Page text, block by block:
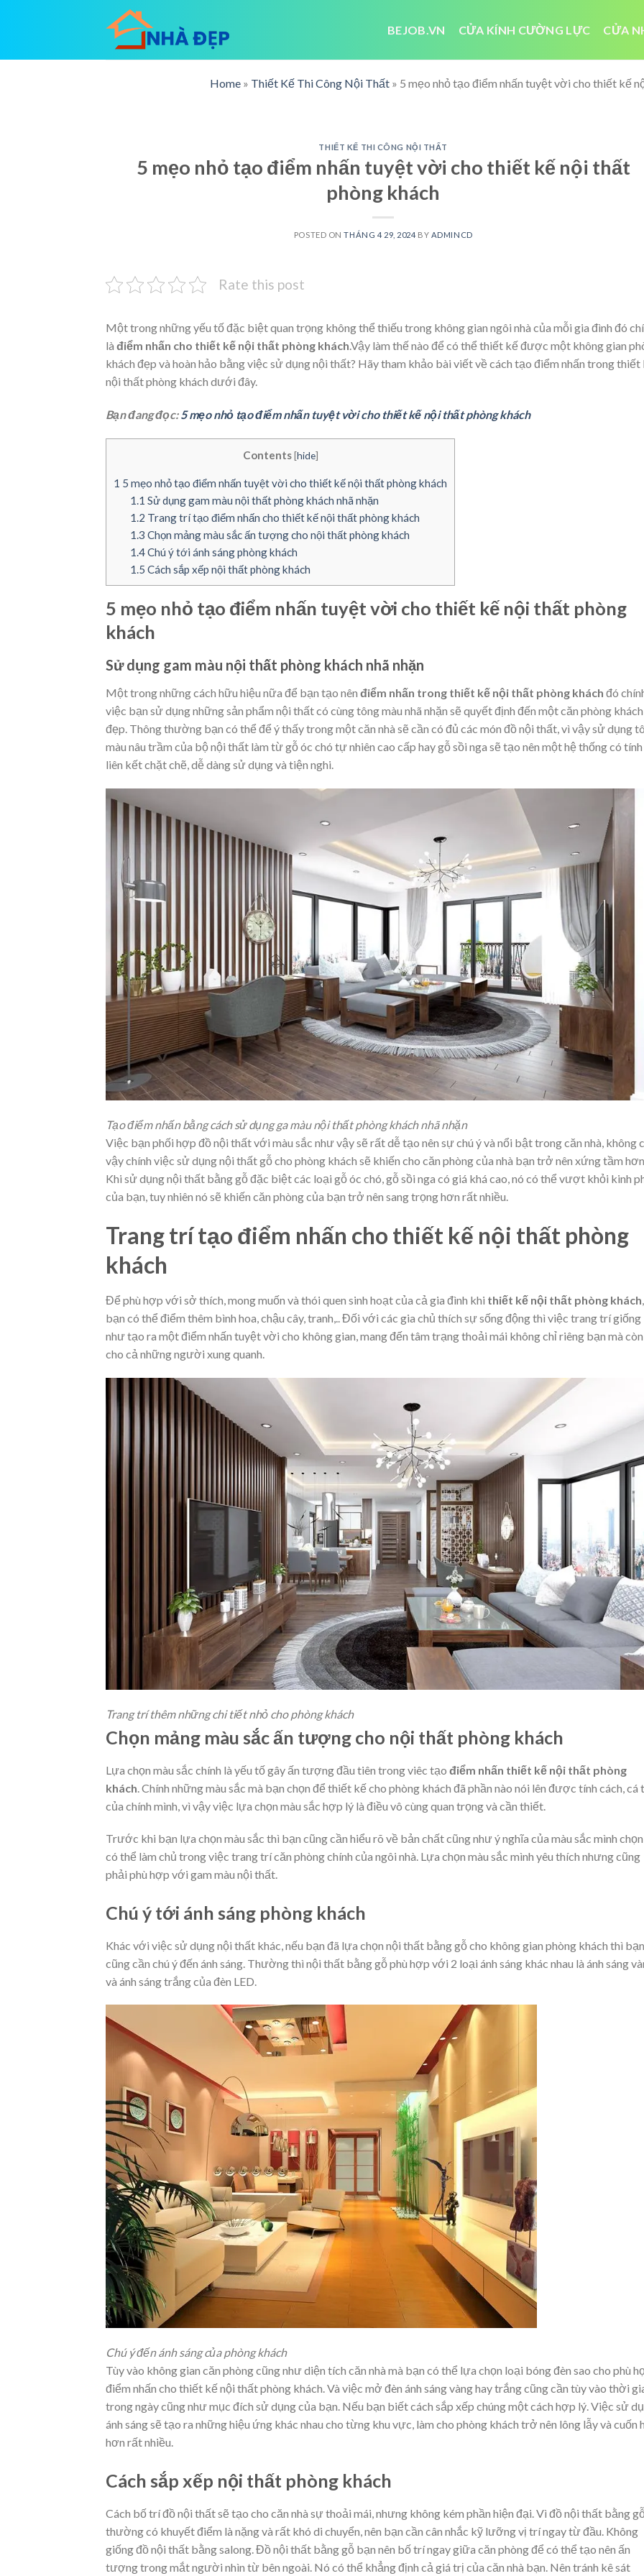
BEJOB.VN CỬA KÍNH CƯỜNG LỰC CỬA
Home » Thiết Kế Thi Công Nội Thất » 5 mẹo nhỏ tạo điểm nhấn tuyệt vời cho thiết kế
THIẾT KẾ THI CÔNG NỘI THẤT
5 mẹo nhỏ tạo điểm nhấn tuyệt vời cho thiết kế nội thất
phòng khách
POSTED ONTHÁNG 4 29, 2024 BY ADMINCD
Rate this post
Một trong những yếu tố đặc biệt quan trọng không thể thiếu trong không gian ngôi nhà của mỗi gia đình đó
là điểm nhấn cho thiết kế nội thất phòng khách.Vậy làm thế nào để có thể thiết kế được một không gian
khách đẹp và hoàn hảo bằng việc sử dụng nội thất? Hãy tham khảo bài viết về cách tạo điểm nhấn trongthiết
nội thất phòng khách dưới đây.
Bạn đang đọc:5 mẹo nhỏ tạo điểm nhấn tuyệt vời cho thiết kế nội thất phòng khách
Contents [hide]
1 5 mẹo nhỏ tạo điểm nhấn tuyệt vời cho thiết kế nội thất phòng khách
1.1 Sử dụng gam màu nội thất phòng khách nhã nhặn
1.2 Trang trí tạo điểm nhấn cho thiết kế nội thất phòng khách
1.3 Chọn mảng màu sắc ấn tượng cho nội thất phòng khách
1.4Chú ý tới ánh sáng phòng khách
1.5 Cách sắp xếp nội thất phòng khách
5 mẹo nhỏ tạo điểm nhấn tuyệt vời cho thiết kế nội thất phòng
khách
Sử dụng gam màu nội thất phòng khách nhã nhặn
Một trong những cách hữu hiệu nữa để bạn tạo nên điểm nhấn trong thiết kế nội thất phòng khách đó
việc bạn sử dụng những sản phẩm nội thất có cùng tông màu nhã nhặn sẽ quyết định đến một căn phòng khách
đẹp. Thông thường bạn có thể để ý thấy trong một căn nhà sẽ cần có đủ các món đồ nội thất, vì vậy sử dụng
màu nâu trầm của bộ nội thất làm từ gỗ óc chó tự nhiên cao cấp hay gỗ sồi nga sẽ tạo nên một hệ thống có tính
liên kết chặt chẽ, dễ dàng sử dụng và tiện nghi.
Tạo điểm nhấn bằng cách sử dụng ga màu nội thất phòng khách nhã nhặn
Việc bạn phối hợp đồ nội thất với màu sắc như vậy sẽ rất dễ tạo nên sự chú ý và nổi bật trong căn nhà, không
vậy chính việc sử dụng nội thất gỗ cho phòng khách sẽ khiến cho căn phòng của nhà bạn trở nên xứng tầm
Khi sử dụng nội thất bằng gỗ đặc biệt các loại gỗ óc chó, gỗ sồi nga có giá khá cao, nó có thể vượt khỏi kinh
của bạn, tuy nhiên nó sẽ khiến căn phòng của bạn trở nên sang trọng hơn rất nhiều.
Trang trí tạo điểm nhấn cho thiết kế nội thất phòng
khách
Để phù hợp với sở thích, mong muốn và thói quen sinh hoạt của cả gia đình khi thiết kế nội thất phòng khách,
bạn có thể điểm thêm bình hoa, chậu cây, tranh,.. Đối với các gia chủ thích sự sống động thì việc trang trí giống
như tạo ra một điểm nhấn tuyệt vời cho không gian, mang đến tâm trạng thoải mái không chỉ riêng bạn mà còn
cho cả những người xung quanh.
Trang trí thêm những chi tiết nhỏ cho phòng khách
Chọn mảng màu sắc ấn tượng cho nội thất phòng khách
Lựa chọn màu sắc chính là yếu tố gây ấn tượng đầu tiên trong viêc tạo điểm nhấn thiết kế nội thất phòng
khách . Chính những màu sắc mà bạn chọn để thiết kế cho phòng khách đã phần nào nói lên được tính cách, cá
của chính mình, vì vậy việc lựa chọn màu sắc hợp lý là điều vô cùng quan trọng và cần thiết.
Trước khi bạn lựa chọn màu sắc thì bạn cũng cần hiểu rõ về bản chất cũng như ý nghĩa của màu sắc mình
có thể làm chủ trong việc trang trí căn phòng chính của ngôi nhà. Lựa chọn màu sắc mình yêu thích nhưng cũng
phải phù hợp với gam màu nội thất.
Chú ý tới ánh sáng phòng khách
Khác với việc sử dụng nội thất khác, nếu bạn đã lựa chọn nội thất bằng gỗ cho không gian phòng khách thì bạn
cũng cần chú ý đến ánh sáng. Thường thì nội thất bằng gỗ phù hợp với 2 loại ánh sáng khác nhau là ánh sáng
và ánh sáng trắng của đèn LED.
Chú ý đến ánh sáng của phòng khách
Tùy vào không gian căn phòng cũng như diện tích căn nhà mà bạn có thể lựa chọn loại bóng đèn sao cho phù
điểm nhấn cho thiết kế nội thất phòng khách. Và việc mở đèn ánh sáng vàng hay trắng cũng cần tùy vào thời
trong ngày cũng như mục đích sử dụng của bạn. Nếu bạn biết cách sắp xếp chúng một cách hợp lý. Việc sử
ánh sáng sẽ tạo ra những hiệu ứng khác nhau cho từng khu vực, làm cho phòng khách trở nên lông lẫy và cuốn
hơn rất nhiều.
Cách sắp xếp nội thất phòng khách
Cách bố trí đồ nội thất sẽ tạo cho căn nhà sự thoải mái, nhưng không kém phần hiện đại. Vì đồ nội thất bằng
thường có khuyết điểm là nặng và rất khó di chuyển, nên bạn cần cân nhắc kỹ lưỡng vị trí ngay từ đầu. Không
giống đồ nội thất bằng salong. Đồ nội thất bằng gỗ bạn nên bố trí ngay giữa căn phòng để có thể tạo nên ấn
tượng trong mắt người nhìn từ bên ngoài. Nó có thể khẳng định cả giá trị của căn nhà bạn. Nên tránh kê sát